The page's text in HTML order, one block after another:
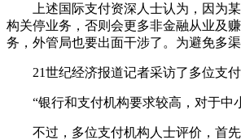
上述国际支付资深人士认为，因为某
构关停业务，否则会更多非金融从业及
务，外管局也要出面干涉了。为避免多
21世纪经济报道记者采访了多位支付
“银行和支付机构要求较高，对于中小
不过，多位支付机构人士评价，首先